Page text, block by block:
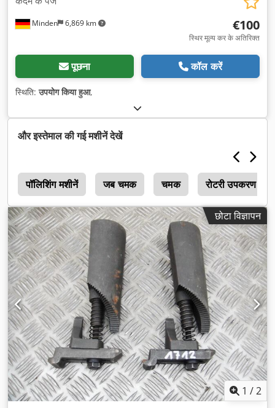
Minden 6,869 km €100
स्थिर मूल्य कर के अतिरिक्त
पूछना कॉल करें
स्थिति:उपयोग किया हुआ,
और इस्तेमाल की गई मशीनें देखें
पॉलिशिंग मशीनें जब चमक चमक रोटरी उपकरण
छोटा विज्ञापन
1 /2